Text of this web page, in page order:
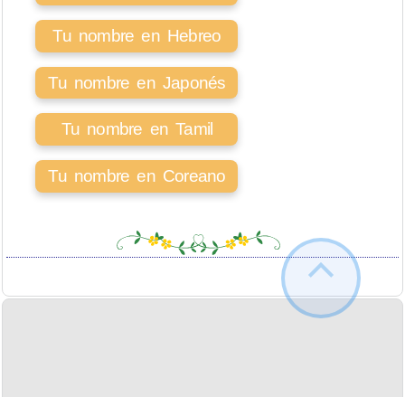
Tu nombre en Hebreo
Tu nombre en Japonés
Tu nombre en Tamil
Tu nombre en Coreano